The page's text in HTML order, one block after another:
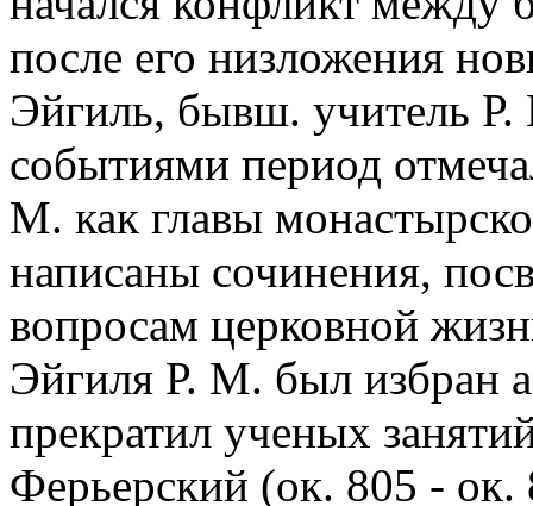
после его низложения
Эйгиль, бывш. учитель
событиями период
М. как главы
написаны сочинения,
вопросам церковной
Эйгиля Р. М. был избран
прекратил ученых
Ферьерский (ок. 805 -